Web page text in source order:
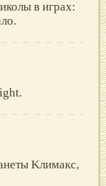
в играх:
Kлимaкс,